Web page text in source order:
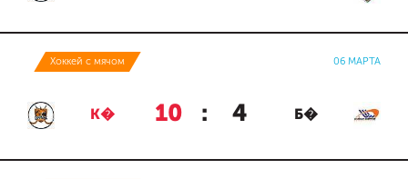
Хоккей с мячом 06 МАРТА
К� 10 : 4 Б�